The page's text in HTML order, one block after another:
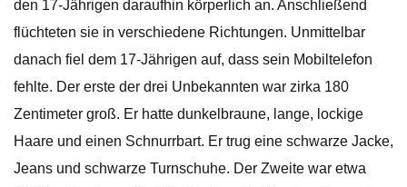
den 17-Jährigen daraufhin körperlich an. Anschließend
flüchteten sie in verschiedene Richtungen. Unmittelbar
danach fiel dem 17-Jährigen auf, dass sein Mobiltelefon
fehlte. Der erste der drei Unbekannten war zirka 180
Zentimeter groß. Er hatte dunkelbraune, lange, lockige
Haare und einen Schnurrbart. Er trug eine schwarze Jacke,
Jeans und schwarze Turnschuhe. Der Zweite war etwa